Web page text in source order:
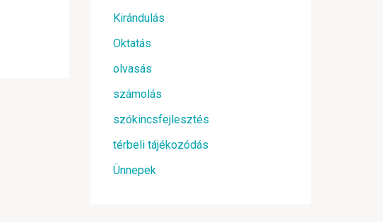
Kirándulás
Oktatás
olvasás
számolás
szókincsfejlesztés
térbeli tájékozódás
Ünnepek